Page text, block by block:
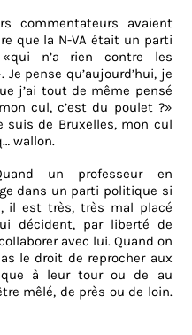
commentateurs avaient
que la N-VA était un parti
«qui n’a rien contre les
pense qu’aujourd’hui, je
j’ai tout de même pensé
cul, c’est du poulet ?»
suis de Bruxelles, mon cul
wallon.
un professeur en
dans un parti politique si
il est très, très mal placé
décident, par liberté de
avec lui. Quand on
le droit de reprocher aux
à leur tour ou de au
mêlé, de près ou de loin.